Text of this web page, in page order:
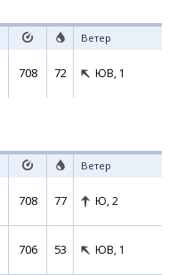
Ветер
708 72 ЮВ, 1
Ветер
708 77 Ю, 2
706 53 ЮВ, 1